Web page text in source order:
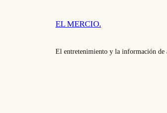
EL MERCIO.
El entretenimiento y la información de